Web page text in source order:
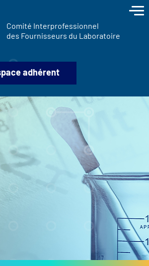
Comité Interprofessionnel
des Fournisseurs du Laboratoire
adhérent